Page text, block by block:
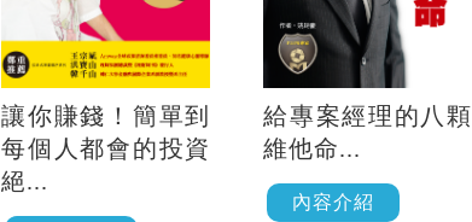
讓你賺錢！簡單到
每個人都會的投資
絕...
給專案經理的八顆
維他命...
內容介紹